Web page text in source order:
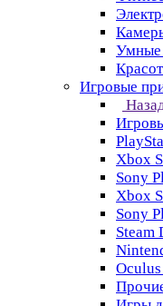
Умные
Игровые
Xbox
Sony
Xbox
Sony
Steam